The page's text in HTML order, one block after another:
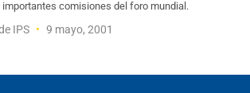
importantes comisiones del foro mundial.
IPS 9 mayo, 2001